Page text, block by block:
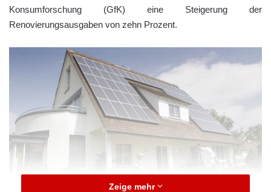
Konsumforschung (GfK) eine Steigerung der
Renovierungsausgaben von zehn Prozent.
Zeige mehr